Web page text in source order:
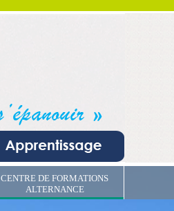
CENTRE DE FORMATIONS
ALTERNANCE